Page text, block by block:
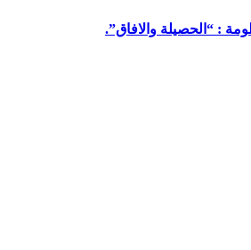
: “الحصيلة والافاق”.